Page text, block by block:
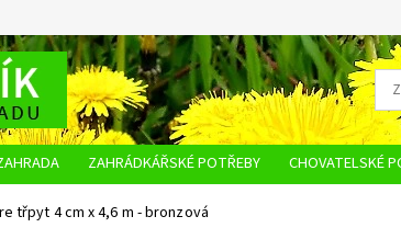
ZAHRÁDKÁŘSKÉ POTŘEBY CHOVATELSKÉ
OCHRANA OSOBNÍCH ÚDAJŮ
třpyt 4 cm x 4,6 m - bronzová